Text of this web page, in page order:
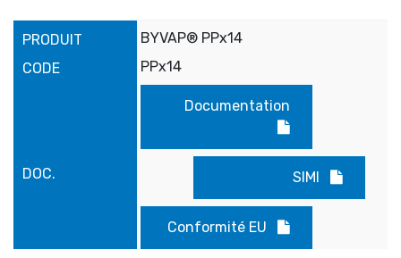
BYVAP® PPx14
PPx14
Documentation
SIMI
Conformité EU